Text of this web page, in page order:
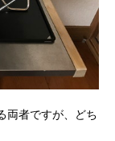
両者ですが、どち